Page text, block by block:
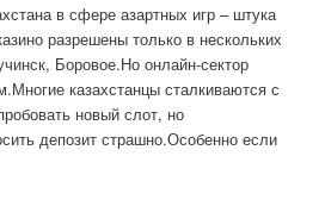
в сфере азартных игр – штука
разрешены только в нескольких
Боровое.Но онлайн-сектор
казахстанцы сталкиваются с
новый слот, но
депозит страшно.Особенно если